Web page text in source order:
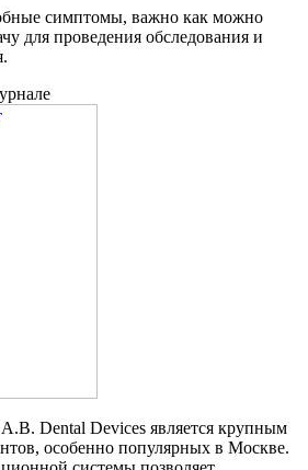
симптомы, важно как можно
для проведения обследования и
Dental Devices является крупным
особенно популярных в Москве.